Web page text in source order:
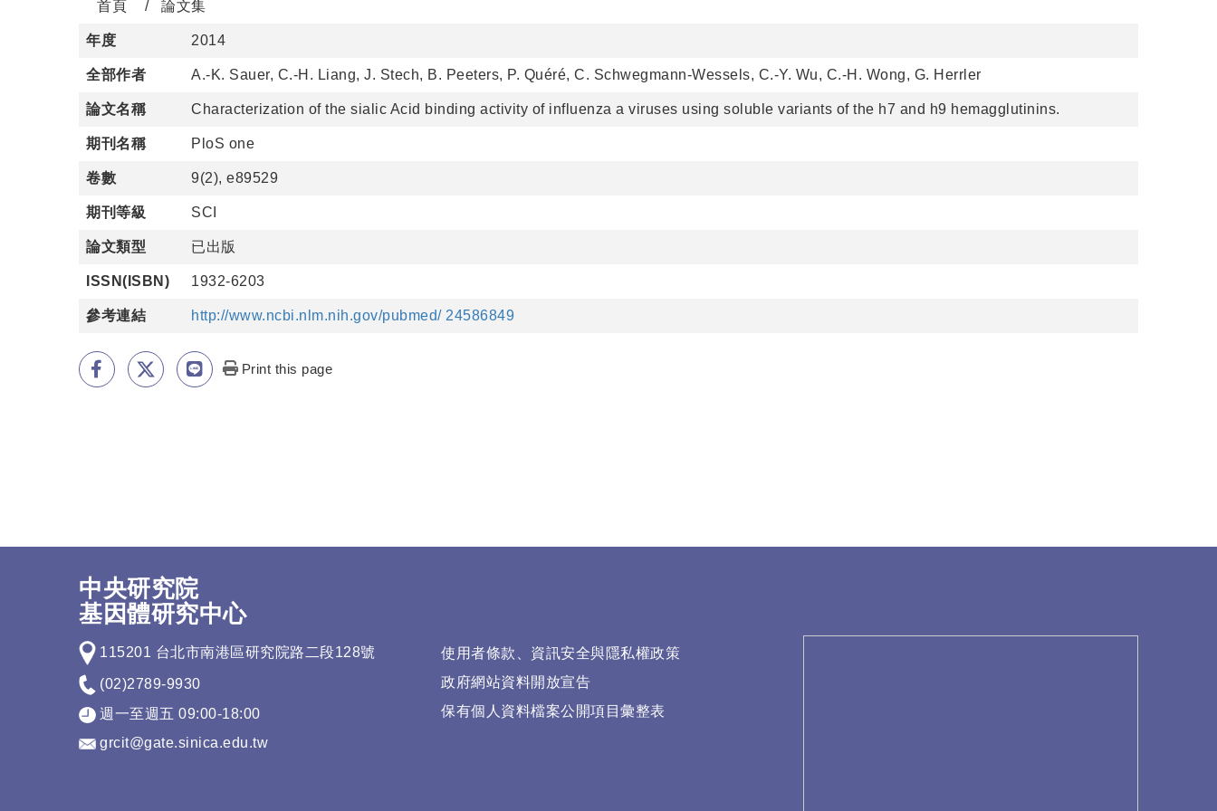
首頁 論文集
年度 2014
全部作者 A.-K. Sauer, C.-H. Liang, J. Stech, B. Peeters, P. Quéré, C. Schwegmann-Wessels, C.-Y. Wu, C.-H. Wong, G. Herrler
論文名稱 Characterization of the sialic Acid binding activity of influenza a viruses using soluble variants of the h7 and h9 hemagglutinins.
期刊名稱 PloS one
卷數 9(2), e89529
期刊等級 SCI
論文類型 已出版
ISSN(ISBN) 1932-6203
參考連結 http://www.ncbi.nlm.nih.gov/pubmed/ 24586849
Print this page
中央研究院
基因體研究中心
115201 台北市南港區研究院路二段128號
(02)2789-9930
週一至週五 09:00-18:00
grcit@gate.sinica.edu.tw
使用者條款、資訊安全與隱私權政策
政府網站資料開放宣告
保有個人資料檔案公開項目彙整表